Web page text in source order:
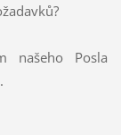
našeho Posla